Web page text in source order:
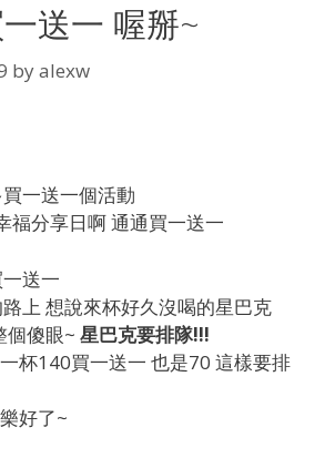
送一 喔掰~
byalexw
一送一個活動
福分享日啊 通通買一送一
送一
上 想說來杯好久沒喝的星巴克
個傻眼~ 星巴克要排隊!!!
杯140買一送一 也是70 這樣要排
好了~